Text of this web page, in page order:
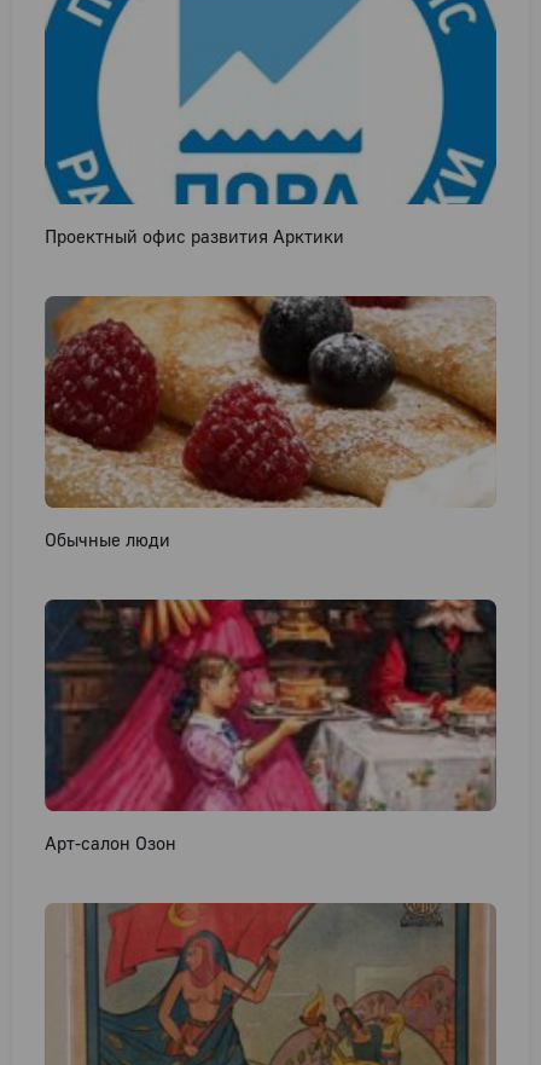
Проектный офис развития Арктики
Обычные люди
Арт-салон Озон